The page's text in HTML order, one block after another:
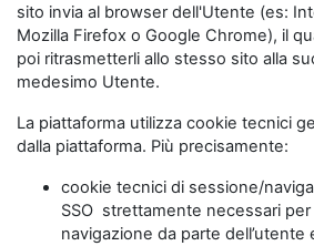
sito invia al browser dell'Utente (es:
Mozilla Firefox o Google Chrome), il
poi ritrasmetterli allo stesso sito alla
medesimo Utente.
La piattaforma utilizza cookie tecnici
dalla piattaforma. Più precisamente:
cookie tecnici di sessione/
SSO strettamente necessari
navigazione da parte dell’utente